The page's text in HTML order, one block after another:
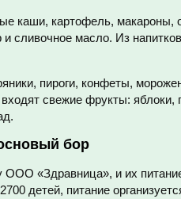
каши, картофель,
сливочное масло. Из
пироги, конфеты,
свежие фрукты:
бор
ООО «Здравница», и их
детей, питание